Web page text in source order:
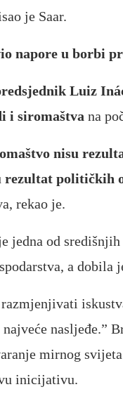
je Saar.
napore u borbi
Luiz
i siromaštva na
nisu
rezultat političkih
rekao je.
jedna od središnjih
a dobila
razmjenjivati
najveće nasljeđe.”
mirnog
inicijativu.